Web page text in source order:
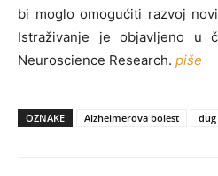
bi moglo omogućiti razvoj
Istraživanje je objavljeno u
Neuroscience Research. piše
OZNAKE Alzheimerova bolest